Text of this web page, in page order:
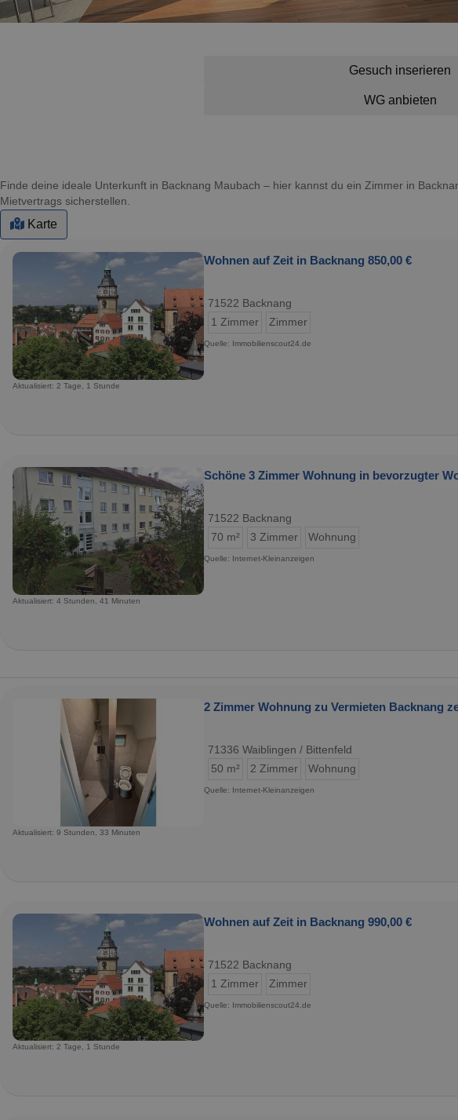
Gesuch inserieren
WG anbieten
Finde deine ideale Unterkunft in Backnang Maubach – hier kannst du ein Zimmer in
Mietvertrags sicherstellen.
Karte
Wohnen auf Zeit in Backnang 850,00 €
71522 Backnang
1 Zimmer
Zimmer
Quelle: Immobilienscout24.de
Aktualisiert: 2 Tage, 1 Stunde
Schöne 3 Zimmer Wohnung in bevorzugter
71522 Backnang
70 m²
3 Zimmer Wohnung
Quelle: Internet-Kleinanzeigen
Aktualisiert: 4 Stunden, 41 Minuten
2 Zimmer Wohnung zu Vermieten Backnang
71336 Waiblingen / Bittenfeld
50 m²
2 Zimmer Wohnung
Quelle: Internet-Kleinanzeigen
Aktualisiert: 9 Stunden, 33 Minuten
Wohnen auf Zeit in Backnang 990,00 €
71522 Backnang
1 Zimmer
Zimmer
Quelle: Immobilienscout24.de
Aktualisiert: 2 Tage, 1 Stunde